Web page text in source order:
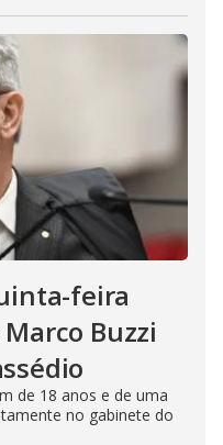
feira
Buzzi
de 18 anos e de uma
no gabinete do